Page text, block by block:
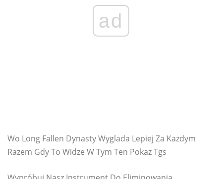
ad
Wo Long Fallen Dynasty Wyglada Lepiej Za Kazdym
Razem Gdy To Widze W Tym Ten Pokaz Tgs